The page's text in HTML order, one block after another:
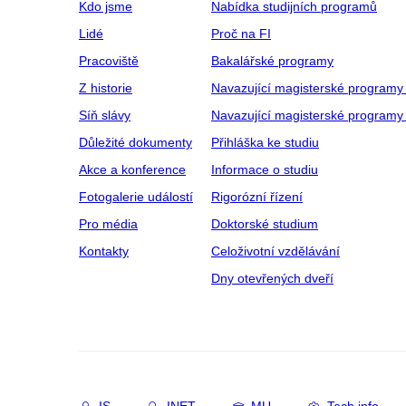
Kdo jsme
Lidé
Pracoviště
Z historie
Síň slávy
Důležité dokumenty
Akce a konference
Fotogalerie událostí
Pro média
Kontakty
Nabídka studijních programů
Proč na FI
Bakalářské programy
Navazující magisterské
Navazující magisterské
Přihláška ke studiu
Informace o studiu
Rigorózní řízení
Doktorské studium
Celoživotní vzdělávání
Dny otevřených dveří